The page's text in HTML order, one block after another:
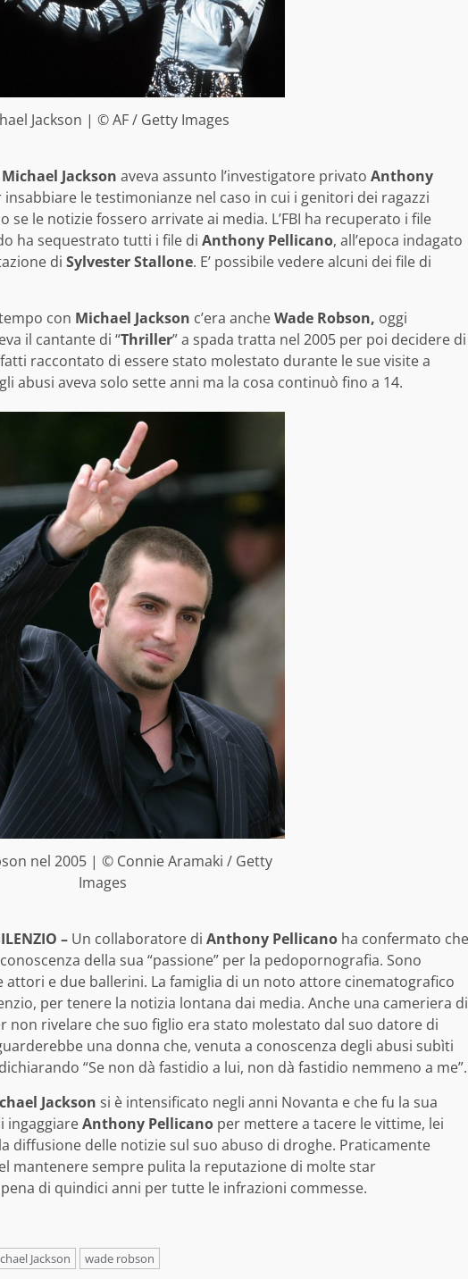
Jackson | © AF / Getty Images
Michael Jackson aveva assunto l’investigatore privato Anthony
le testimonianze nel caso in cui i genitori dei ragazzi
le notizie fossero arrivate ai media. L’FBI ha recuperato i file
ha sequestrato tutti i file di Anthony Pellicano, all’epoca indagato
di Sylvester Stallone. E’ possibile vedere alcuni dei file di
con Michael Jackson c’era ancheWade Robson, oggi
il cantante di “Thriller” a spada tratta nel 2005 per poi decidere di
raccontato di essere stato molestato durante le sue visite a
abusi aveva solo sette anni ma la cosa continuò fino a 14.
nel 2005 | © Connie Aramaki / Getty
Images
– Un collaboratore di Anthony Pellicano ha confermato che
della sua “passione” per la pedopornografia. Sono
e due ballerini. La famiglia di un noto attore cinematografico
per tenere la notizia lontana dai media. Anche una cameriera di
non rivelare che suo figlio era stato molestato dal suo datore di
una donna che, venuta a conoscenza degli abusi subìti
“Se non dà fastidio a lui, non dà fastidio nemmeno a me”.
Jackson si è intensificato negli anni Novanta e che fu la sua
ingaggiareAnthony Pellicano per mettere a tacere le vittime, lei
diffusione delle notizie sul suo abuso di droghe. Praticamente
mantenere sempre pulita la reputazione di molte star
di quindici anni per tutte le infrazioni commesse.
Jackson wade robson